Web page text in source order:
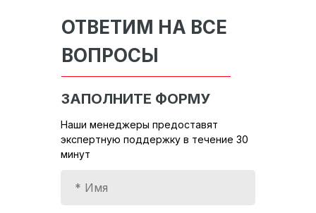
ОТВЕТИМ НА ВСЕ
ВОПРОСЫ
Наши менеджеры предоставят
экспертную поддержку в течение 30
минут
ЗАПОЛНИТЕ ФОРМУ